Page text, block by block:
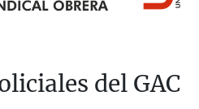
del GAC